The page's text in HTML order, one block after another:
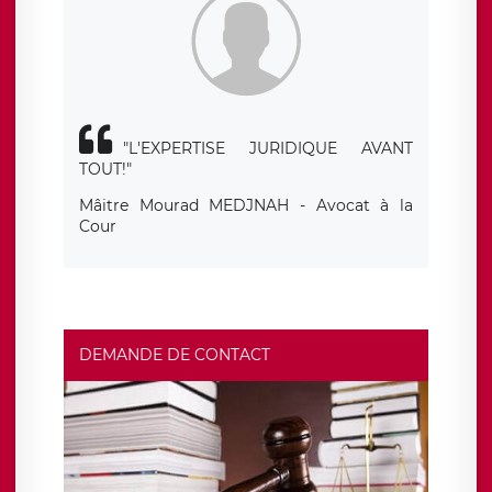
"L'EXPERTISE JURIDIQUE AVANT
TOUT!"
Mâitre Mourad MEDJNAH - Avocat à la
Cour
DEMANDE DE CONTACT